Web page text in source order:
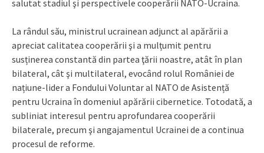
salutat stadiul şi perspectivele cooperării NATO-Ucraina.
La rândul său, ministrul ucrainean adjunct al apărării a
apreciat calitatea cooperării şi a mulțumit pentru
susținerea constantă din partea ţării noastre, atât în plan
bilateral, cât şi multilateral, evocând rolul României de
națiune-lider a Fondului Voluntar al NATO de Asistență
pentru Ucraina în domeniul apărării cibernetice. Totodată, a
subliniat interesul pentru aprofundarea cooperării
bilaterale, precum şi angajamentul Ucrainei de a continua
procesul de reforme.